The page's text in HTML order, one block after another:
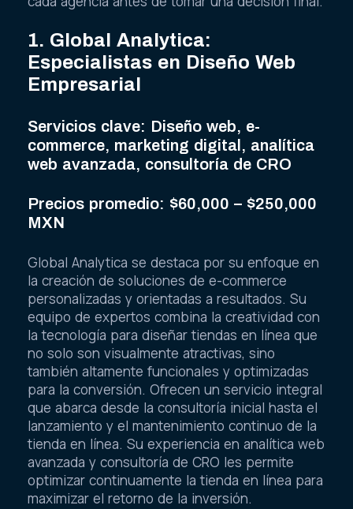
1. Global Analytica:
Especialistas en Diseño Web
Empresarial
Servicios clave: Diseño web, e-
commerce, marketing digital, analítica
web avanzada, consultoría de CRO
Precios promedio: $60,000 – $250,000
MXN
Global Analytica se destaca por su enfoque en
la creación de soluciones de e-commerce
personalizadas y orientadas a resultados. Su
equipo de expertos combina la creatividad con
la tecnología para diseñar tiendas en línea que
no solo son visualmente atractivas, sino
también altamente funcionales y optimizadas
para la conversión. Ofrecen un servicio integral
que abarca desde la consultoría inicial hasta el
lanzamiento y el mantenimiento continuo de la
tienda en línea. Su experiencia en analítica web
avanzada y consultoría de CRO les permite
optimizar continuamente la tienda en línea para
maximizar el retorno de la inversión.